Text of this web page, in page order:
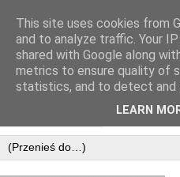
This site uses cookies from
and to analyze traffic. Your
shared with Google along
metrics to ensure quality of
statistics, and to detect and
LEARN